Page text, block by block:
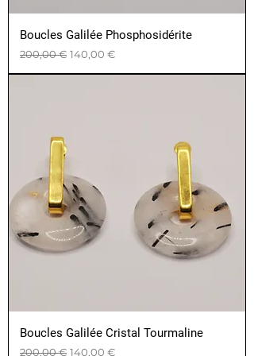
Boucles Galilée Phosphosidérite
Prix original
200,00 € Prix promotionnel
140,00 €
Boucles Galilée Cristal Tourmaline
Prix original
200,00 € Prix promotionnel
140,00 €